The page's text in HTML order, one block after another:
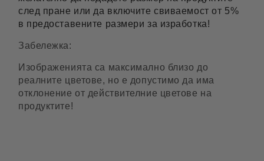
след пране или да включите свиваемост от 5%
в предоставените размери за изработка!
Забележка:
Изображенията са максимално близо до
реалните цветове, но е допустимо да има
отклонение от действителние цветове на
продуктите!